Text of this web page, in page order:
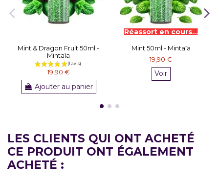
Mint & Dragon Fruit 50ml -
Mintaïa
19,90 €
Ajouter au panier
Mint 50ml - Mintaïa
19,90 €
Voir
LES CLIENTS QUI ONT ACHETÉ
CE PRODUIT ONT ÉGALEMENT
ACHETÉ :